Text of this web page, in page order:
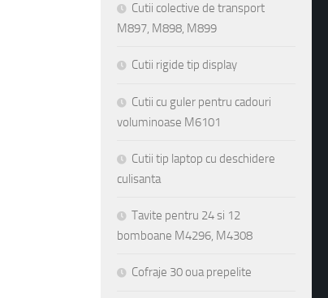
Cutii colective de transport
M897, M898, M899
Cutii rigide tip display
Cutii cu guler pentru cadouri
voluminoase M6101
Cutii tip laptop cu deschidere
culisanta
Tavite pentru 24 si 12
bomboane M4296, M4308
Cofraje 30 oua prepelite